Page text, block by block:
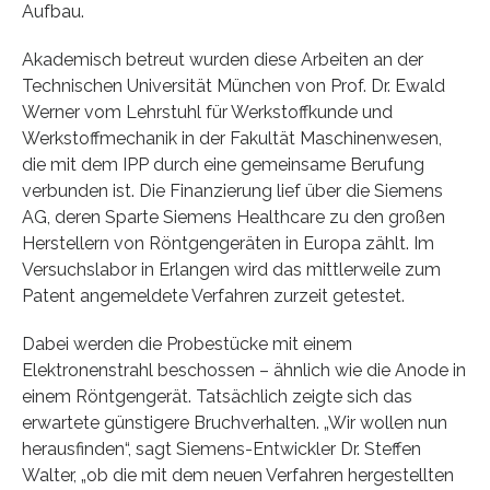
Aufbau.
Akademisch betreut wurden diese Arbeiten an der
Technischen Universität München von Prof. Dr. Ewald
Werner vom Lehrstuhl für Werkstoffkunde und
Werkstoffmechanik in der Fakultät Maschinenwesen,
die mit dem IPP durch eine gemeinsame Berufung
verbunden ist. Die Finanzierung lief über die Siemens
AG, deren Sparte Siemens Healthcare zu den großen
Herstellern von Röntgengeräten in Europa zählt. Im
Versuchslabor in Erlangen wird das mittlerweile zum
Patent angemeldete Verfahren zurzeit getestet.
Dabei werden die Probestücke mit einem
Elektronenstrahl beschossen – ähnlich wie die Anode in
einem Röntgengerät. Tatsächlich zeigte sich das
erwartete günstigere Bruchverhalten. „Wir wollen nun
herausfinden“, sagt Siemens-Entwickler Dr. Steffen
Walter, „ob die mit dem neuen Verfahren hergestellten